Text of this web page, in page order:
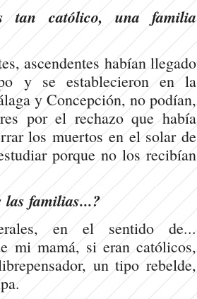
tan católico, una familia
ascendentes habían llegado
y se establecieron en la
y Concepción, no podían,
por el rechazo que había
los muertos en el solar de
porque no los recibían
las familias...?
en el sentido de...
mi mamá, si eran católicos,
un tipo rebelde,